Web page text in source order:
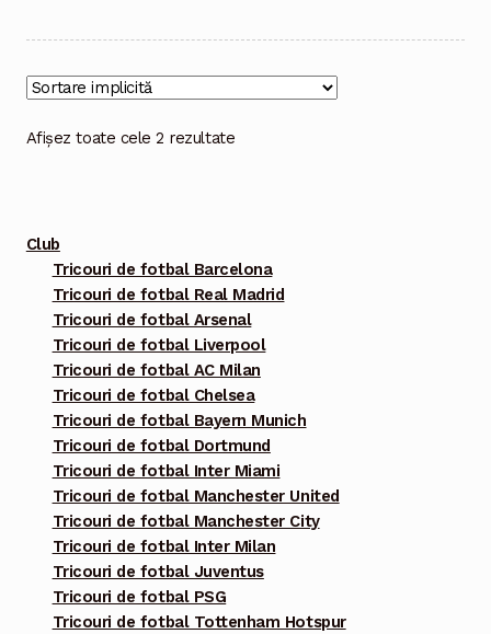
mai
Afișez toate cele 2 rezultate
Club
Tricouri de fotbal Barcelona
Tricouri de fotbal Real Madrid
Tricouri de fotbal Arsenal
Tricouri de fotbal Liverpool
Tricouri de fotbal AC Milan
Tricouri de fotbal Chelsea
Tricouri de fotbal Bayern Munich
Tricouri de fotbal Dortmund
Tricouri de fotbal Inter Miami
Tricouri de fotbal Manchester United
Tricouri de fotbal Manchester City
Tricouri de fotbal Inter Milan
Tricouri de fotbal Juventus
Tricouri de fotbal PSG
Tricouri de fotbal Tottenham Hotspur